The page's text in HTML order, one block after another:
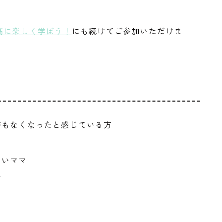
楽しく学ぼう！ にも続けてご参加いただけま
なくなったと感じている方
ママ